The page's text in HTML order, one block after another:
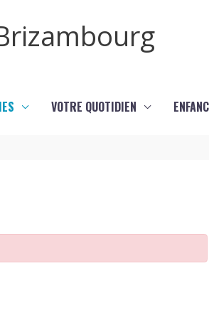
VOTRE QUOTIDIEN